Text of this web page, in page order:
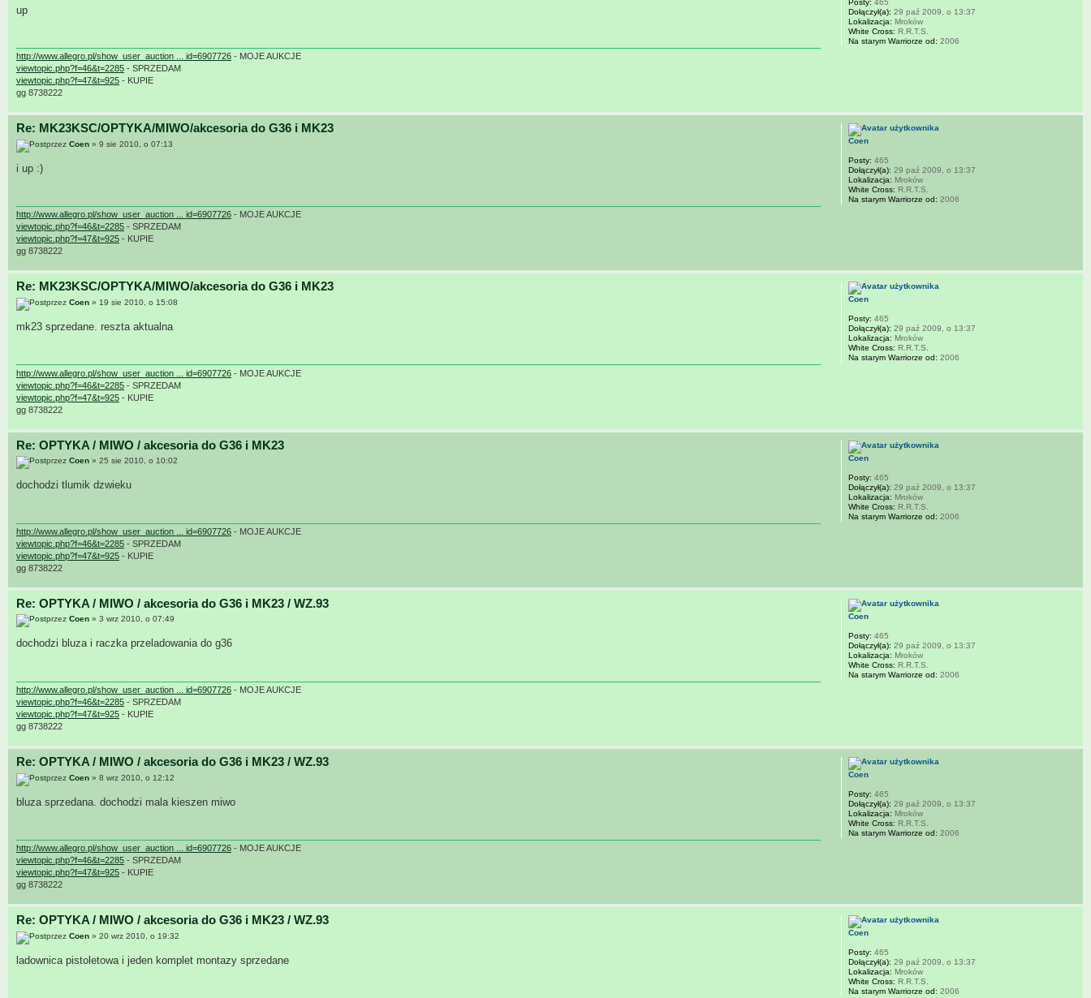
up
http://www.allegro.pl/show_user_auction ... id=6907726 - MOJE AUKCJE
viewtopic.php?f=46&t=2285 - SPRZEDAM
viewtopic.php?f=47&t=925 - KUPIE
gg 8738222
Posty: 465
Dołączył(a): 29 paź 2009, o 13:37
Lokalizacja: Mroków
White Cross: R.R.T.S.
Na starym Warriorze od: 2006
Re: MK23KSC/OPTYKA/MIWO/akcesoria do G36 i MK23
przez Coen » 9 sie 2010, o 07:13
i up :)
http://www.allegro.pl/show_user_auction ... id=6907726 - MOJE AUKCJE
viewtopic.php?f=46&t=2285 - SPRZEDAM
viewtopic.php?f=47&t=925 - KUPIE
gg 8738222
Coen
Posty: 465
Dołączył(a): 29 paź 2009, o 13:37
Lokalizacja: Mroków
White Cross: R.R.T.S.
Na starym Warriorze od: 2006
Re: MK23KSC/OPTYKA/MIWO/akcesoria do G36 i MK23
przez Coen » 19 sie 2010, o 15:08
mk23 sprzedane. reszta aktualna
http://www.allegro.pl/show_user_auction ... id=6907726 - MOJE AUKCJE
viewtopic.php?f=46&t=2285 - SPRZEDAM
viewtopic.php?f=47&t=925 - KUPIE
gg 8738222
Coen
Posty: 465
Dołączył(a): 29 paź 2009, o 13:37
Lokalizacja: Mroków
White Cross: R.R.T.S.
Na starym Warriorze od: 2006
Re: OPTYKA / MIWO / akcesoria do G36 i MK23
przez Coen » 25 sie 2010, o 10:02
dochodzi tlumik dzwieku
http://www.allegro.pl/show_user_auction ... id=6907726 - MOJE AUKCJE
viewtopic.php?f=46&t=2285 - SPRZEDAM
viewtopic.php?f=47&t=925 - KUPIE
gg 8738222
Coen
Posty: 465
Dołączył(a): 29 paź 2009, o 13:37
Lokalizacja: Mroków
White Cross: R.R.T.S.
Na starym Warriorze od: 2006
Re: OPTYKA / MIWO / akcesoria do G36 i MK23 / WZ.93
przez Coen » 3 wrz 2010, o 07:49
dochodzi bluza i raczka przeladowania do g36
http://www.allegro.pl/show_user_auction ... id=6907726 - MOJE AUKCJE
viewtopic.php?f=46&t=2285 - SPRZEDAM
viewtopic.php?f=47&t=925 - KUPIE
gg 8738222
Coen
Posty: 465
Dołączył(a): 29 paź 2009, o 13:37
Lokalizacja: Mroków
White Cross: R.R.T.S.
Na starym Warriorze od: 2006
Re: OPTYKA / MIWO / akcesoria do G36 i MK23 / WZ.93
przez Coen » 8 wrz 2010, o 12:12
bluza sprzedana. dochodzi mala kieszen miwo
http://www.allegro.pl/show_user_auction ... id=6907726 - MOJE AUKCJE
viewtopic.php?f=46&t=2285 - SPRZEDAM
viewtopic.php?f=47&t=925 - KUPIE
gg 8738222
Coen
Posty: 465
Dołączył(a): 29 paź 2009, o 13:37
Lokalizacja: Mroków
White Cross: R.R.T.S.
Na starym Warriorze od: 2006
Re: OPTYKA / MIWO / akcesoria do G36 i MK23 / WZ.93
przez Coen » 20 wrz 2010, o 19:32
ladownica pistoletowa i jeden komplet montazy sprzedane
Coen
Posty: 465
Dołączył(a): 29 paź 2009, o 13:37
Lokalizacja: Mroków
White Cross: R.R.T.S.
Na starym Warriorze od: 2006